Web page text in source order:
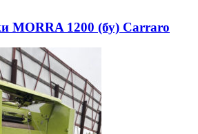
MORRA 1200 (бу) Carraro